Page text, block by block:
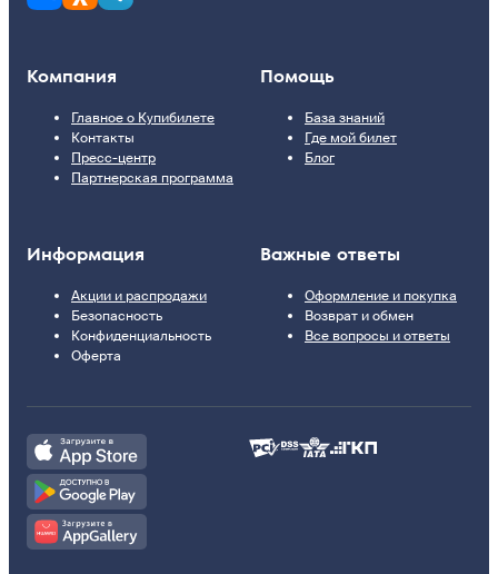
Компания
Главное о Купибилете
Контакты
Пресс-центр
Партнерская программа
Помощь
База знаний
Где мой билет
Блог
Информация
Акции и распродажи
Безопасность
Конфиденциальность
Оферта
Важные ответы
Оформление и покупка
Возврат и обмен
Все вопросы и ответы